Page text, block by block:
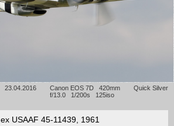
23.04.2016
Canon EOS 7D 420mm
f/13.0 1/200s 125iso
Quick Silver
ex USAAF 45-11439, 1961